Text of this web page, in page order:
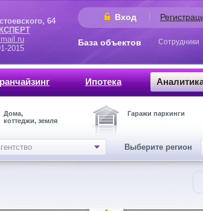
Вход
64
База объектов Сотрудники
Ипотека
Дома,
коттеджи, земля
Гаражи паркинги
Выберите регион